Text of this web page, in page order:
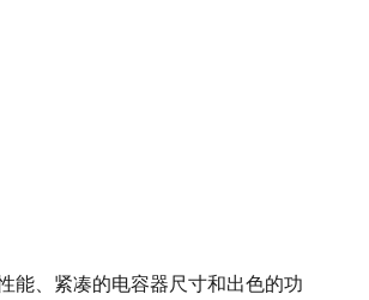
能、紧凑的电容器尺寸和出色的功